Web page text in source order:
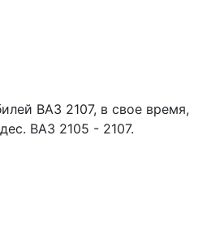
ВАЗ 2107, в свое время,
ВАЗ 2105 - 2107.